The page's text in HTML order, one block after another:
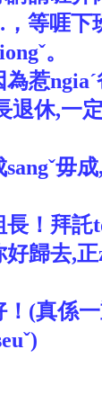
等啀下
。
為惹
退休,一
毋
！拜託
歸去,
！(真係